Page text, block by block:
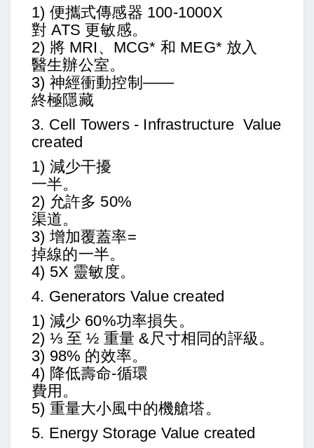
1) 便攜式傳感器 100-1000X
對 ATS 更敏感。
2) 將 MRI、MCG* 和 MEG* 放入
醫生辦公室。
3) 神經衝動控制——
終極隱藏
3. Cell Towers - Infrastructure Value
created
1) 減少干擾
一半。
2) 允許多 50%
渠道。
3) 增加覆蓋率=
掉線的一半。
4) 5X 靈敏度。
4. Generators Value created
1) 減少 60%功率損失。
2) ⅓ 至 ½ 重量 &尺寸相同的評級。
3) 98% 的效率。
4) 降低壽命-循環
費用。
5) 重量大小風中的機艙塔。
5. Energy Storage Value created